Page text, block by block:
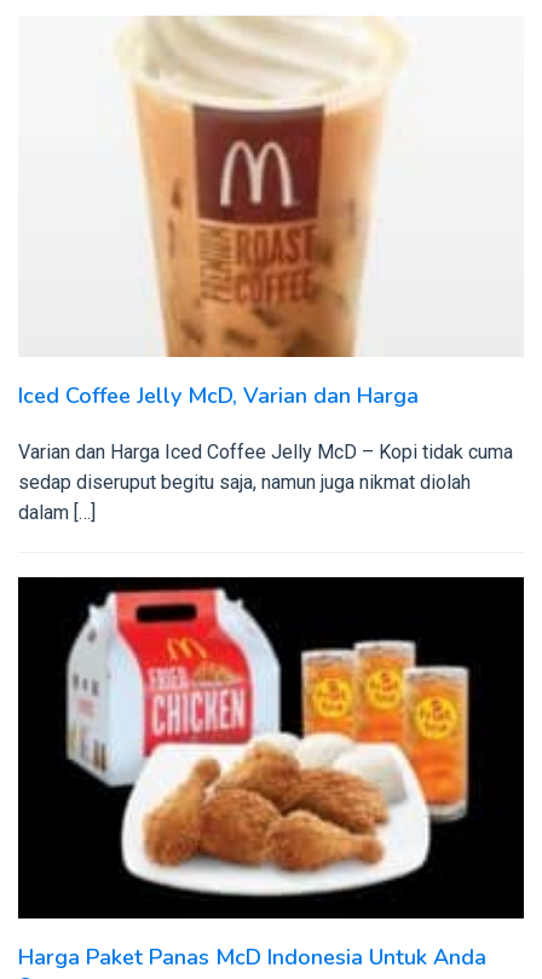
Iced Coffee Jelly McD, Varian dan Harga
Varian dan Harga Iced Coffee Jelly McD – Kopi tidak cuma
sedap diseruput begitu saja, namun juga nikmat diolah
dalam […]
Harga Paket Panas McD Indonesia Untuk Anda